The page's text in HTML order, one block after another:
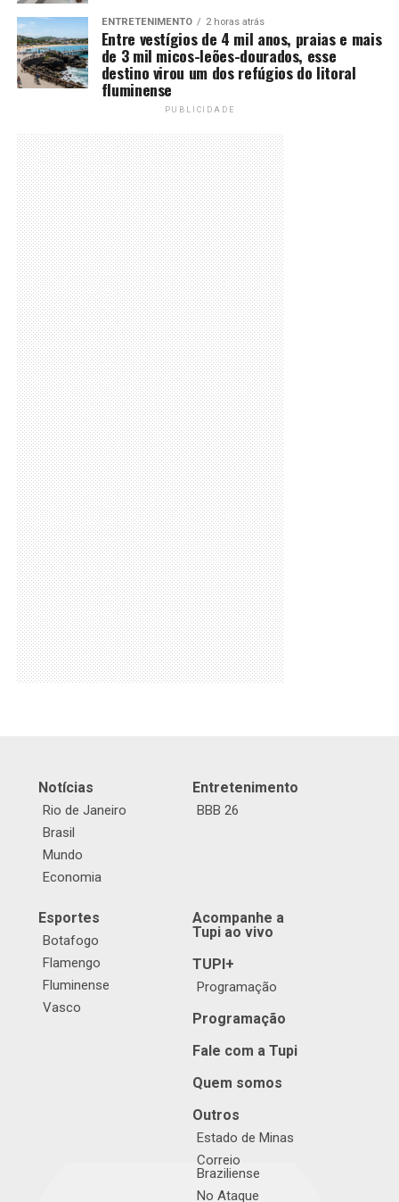
ENTRETENIMENTO 2 horas atrás
Entre vestígios de 4 mil anos, praias e mais
de 3 mil micos-leões-dourados, esse
destino virou um dos refúgios do litoral
fluminense
PUBLICIDADE
Notícias
Rio de Janeiro
Brasil
Mundo
Economia
Entretenimento
BBB 26
Esportes
Botafogo
Flamengo
Fluminense
Vasco
Acompanhe a
Tupi ao vivo
TUPI+
Programação
Programação
Fale com a Tupi
Quem somos
Outros
Estado de Minas
Correio
Braziliense
No Ataque